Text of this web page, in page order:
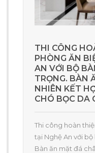
THI CÔNG
PHÒNG ĂN
AN VỚI BỘ
TRỌNG. BÀN
NHIÊN KẾT
CHÓ BỌC DA
Thi công hoàn
tại Nghệ An với
Bàn ăn mặt đá